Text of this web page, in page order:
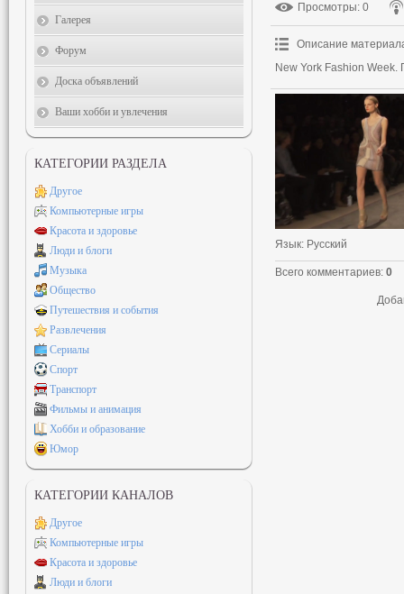
Просмотры: 0
Описание
New York Fashion Week.
Язык: Русский
Всего комментариев: 0
Галерея
Форум
Доска объявлений
Ваши хобби и увлечения
КАТЕГОРИИ РАЗДЕЛА
Другое
Компьютерные игры
Красота и здоровье
Люди и блоги
Музыка
Общество
Путешествия и события
Развлечения
Сериалы
Спорт
Транспорт
Фильмы и анимация
Хобби и образование
Юмор
КАТЕГОРИИ КАНАЛОВ
Другое
Компьютерные игры
Красота и здоровье
Люди и блоги